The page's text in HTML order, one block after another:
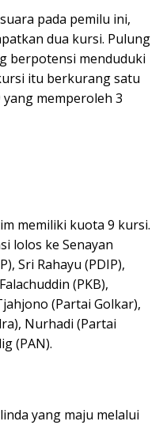
pada pemilu ini,
dua kursi. Pulung
berpotensi menduduki
itu berkurang satu
memperoleh 3
memiliki kuota 9 kursi.
lolos ke Senayan
Sri Rahayu (PDIP),
(PKB),
(Partai Golkar),
Nurhadi (Partai
(PAN).
yang maju melalui